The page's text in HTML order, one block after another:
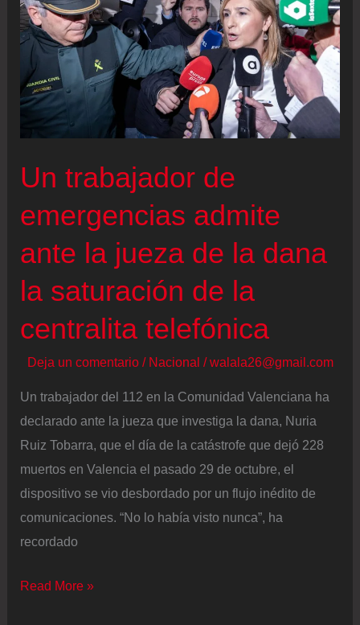
tras
un
deslizamiento
de
tierra
que
un
barrio
Bello
(Antioquia)
Un trabajador de
emergencias admite
ante la jueza de la dana
la saturación de la
centralita telefónica
Deja un comentario / Nacional /walala26@gmail.com
Un trabajador del 112 en la Comunidad Valenciana ha
declarado ante la jueza que investiga la dana, Nuria
Ruiz Tobarra, que el día de la catástrofe que dejó 228
muertos en Valencia el pasado 29 de octubre, el
dispositivo se vio desbordado por un flujo inédito de
comunicaciones. “No lo había visto nunca”, ha
recordado
Un
Read More »